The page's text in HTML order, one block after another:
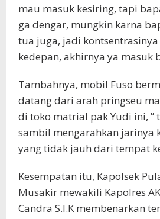
mau masuk kesiring, tapi
ga dengar, mungkin karna
tua juga, jadi kontsentrasinya
kedepan, akhirnya ya masuk
Tambahnya, mobil Fuso
datang dari arah pringseu
di toko matrial pak Yudi ini, ”
sambil mengarahkan jarinya
yang tidak jauh dari tempat
Kesempatan itu, Kapolsek
Musakir mewakili Kapolres
Candra S.I.K membenarkan